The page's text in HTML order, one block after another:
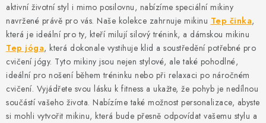
OKAMŽITĚ K ODBĚRU
B2B
MÁM SRDCE POMÁHÁM
VÁNOCE
aktivní životní styl i mimo posilovnu, nabízíme speciální mikiny
navržené právě pro vás. Naše kolekce zahrnuje mikinu Tep činka,
která je ideální pro ty, kteří milují silový trénink, a dámskou mikinu
Tep jóga, která dokonale vystihuje klid a soustředění potřebné pro
cvičení jógy. Tyto mikiny jsou nejen stylové, ale také pohodlné,
ideální pro nošení během tréninku nebo při relaxaci po náročném
cvičení. Vyjádřete svou lásku k fitness a ukažte, že pohyb je nedílnou
součástí vašeho života. Nabízíme také možnost personalizace, abyste
si mohli vytvořit mikinu, která bude přesně odpovídat vašemu stylu a